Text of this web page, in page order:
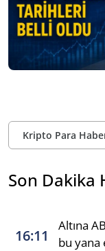
Kripto Para
Son Dakika
16:11
Altına
bu yana